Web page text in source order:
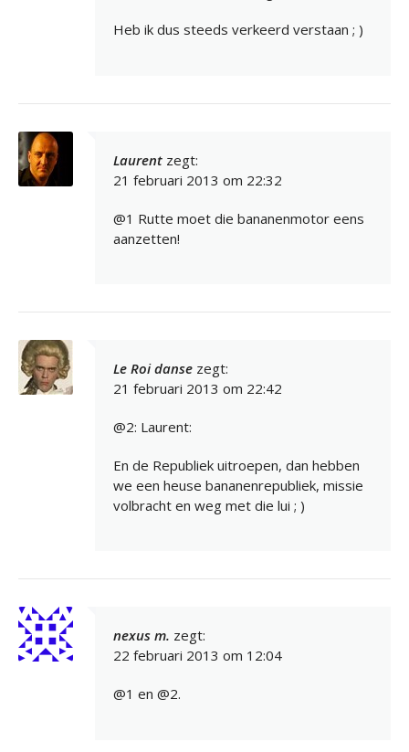
Heb ik dus steeds verkeerd verstaan ; )
Laurent zegt:
21 februari 2013 om 22:32
@1 Rutte moet die bananenmotor eens
aanzetten!
Le Roi danse zegt:
21 februari 2013 om 22:42
@2: Laurent:
En de Republiek uitroepen, dan hebben
we een heuse bananenrepubliek, missie
volbracht en weg met die lui ; )
nexus m. zegt:
22 februari 2013 om 12:04
@1 en @2.